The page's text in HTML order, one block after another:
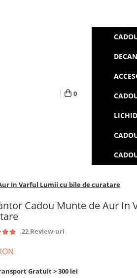
0
In Varful Lumii cu bile de curatare
Cadou Munte de Aur In
22 Review-uri
Gratuit > 300 lei